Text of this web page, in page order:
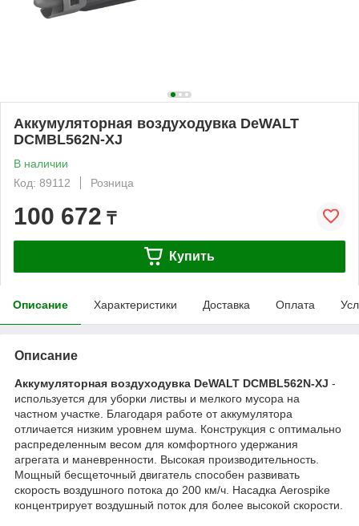
Аккумуляторная воздуходувка DeWALT
DCMBL562N-XJ
В наличии
Код: 89112
Розница
100 672 ₸
Купить
Описание Характеристики Доставка Оплата
Описание
Аккумуляторная воздуходувка DeWALT DCMBL562N-XJ -
используется для уборки листвы и мелкого мусора на
частном участке. Благодаря работе от аккумулятора
отличается низким уровнем шума. Конструкция с оптимально
распределенным весом для комфортного удержания
агрегата и маневренности. Высокая производительность.
Мощный бесщеточный двигатель способен развивать
скорость воздушного потока до 200 км/ч. Насадка Aerospike
концентрирует воздушный поток для более высокой скорости.